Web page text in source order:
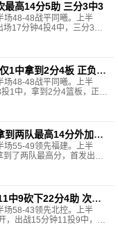
最高14分5助 三分3中3
场48-48战平同曦。上半
场17分钟4投4中，三分3中
加2篮板5助攻2抢断，正
1中拿到2分4板 正负值
场48-48战平同曦。上半
1中，拿到2分4篮板，正负
到两队最高14分外加2
场55-49领先福建。上半
了两队最高分，首发出战
，罚球6中6，拿到14分2篮
中9砍下22分4助 次节9
场58-43领先北控。上半
，出战15分钟11投9中，三
4助攻1抢断，正负值